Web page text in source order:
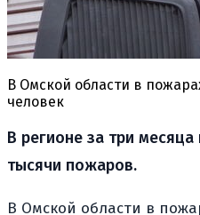
В Омской области в
человек
В регионе за три
тысячи пожаров.
В Омской области в